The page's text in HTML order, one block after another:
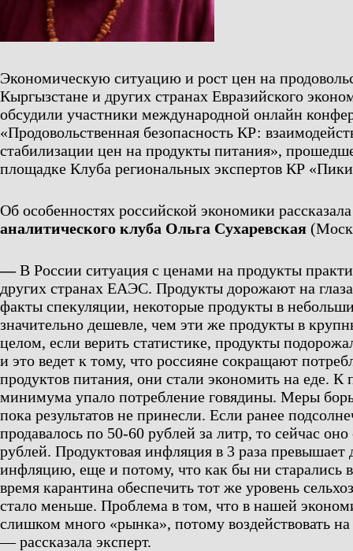
Экономическую ситуацию и рост цен на
Кыргызстане и других странах Евразийского
обсудили участники международной онлайн
«Продовольственная безопасность КР:
стабилизации цен на продукты питания»,
площадке Клуба региональных экспертов КР
Об особенностях российской экономики
аналитического клуба Ольга Сухаревская
—В России ситуация с ценами на продукты
других странах ЕАЭС. Продукты дорожают на
факты спекуляции, некоторые продукты в
значительно дешевле, чем эти же продукты в
целом, если верить статистике, продукты
и это ведет к тому, что россияне сокращают
продуктов питания, они стали экономить на еде. К
минимума упало потребление говядины. Меры
пока результатов не принесли. Если ранее
продавалось по 50-60 рублей за литр, то сейчас
рублей. Продуктовая инфляция в 3 раза
инфляцию, еще и потому, что как бы ни старались
время карантина обеспечить тот же уровень
стало меньше. Проблема в том, что в нашей
слишком много «рынка», потому воздействовать
— рассказала эксперт.